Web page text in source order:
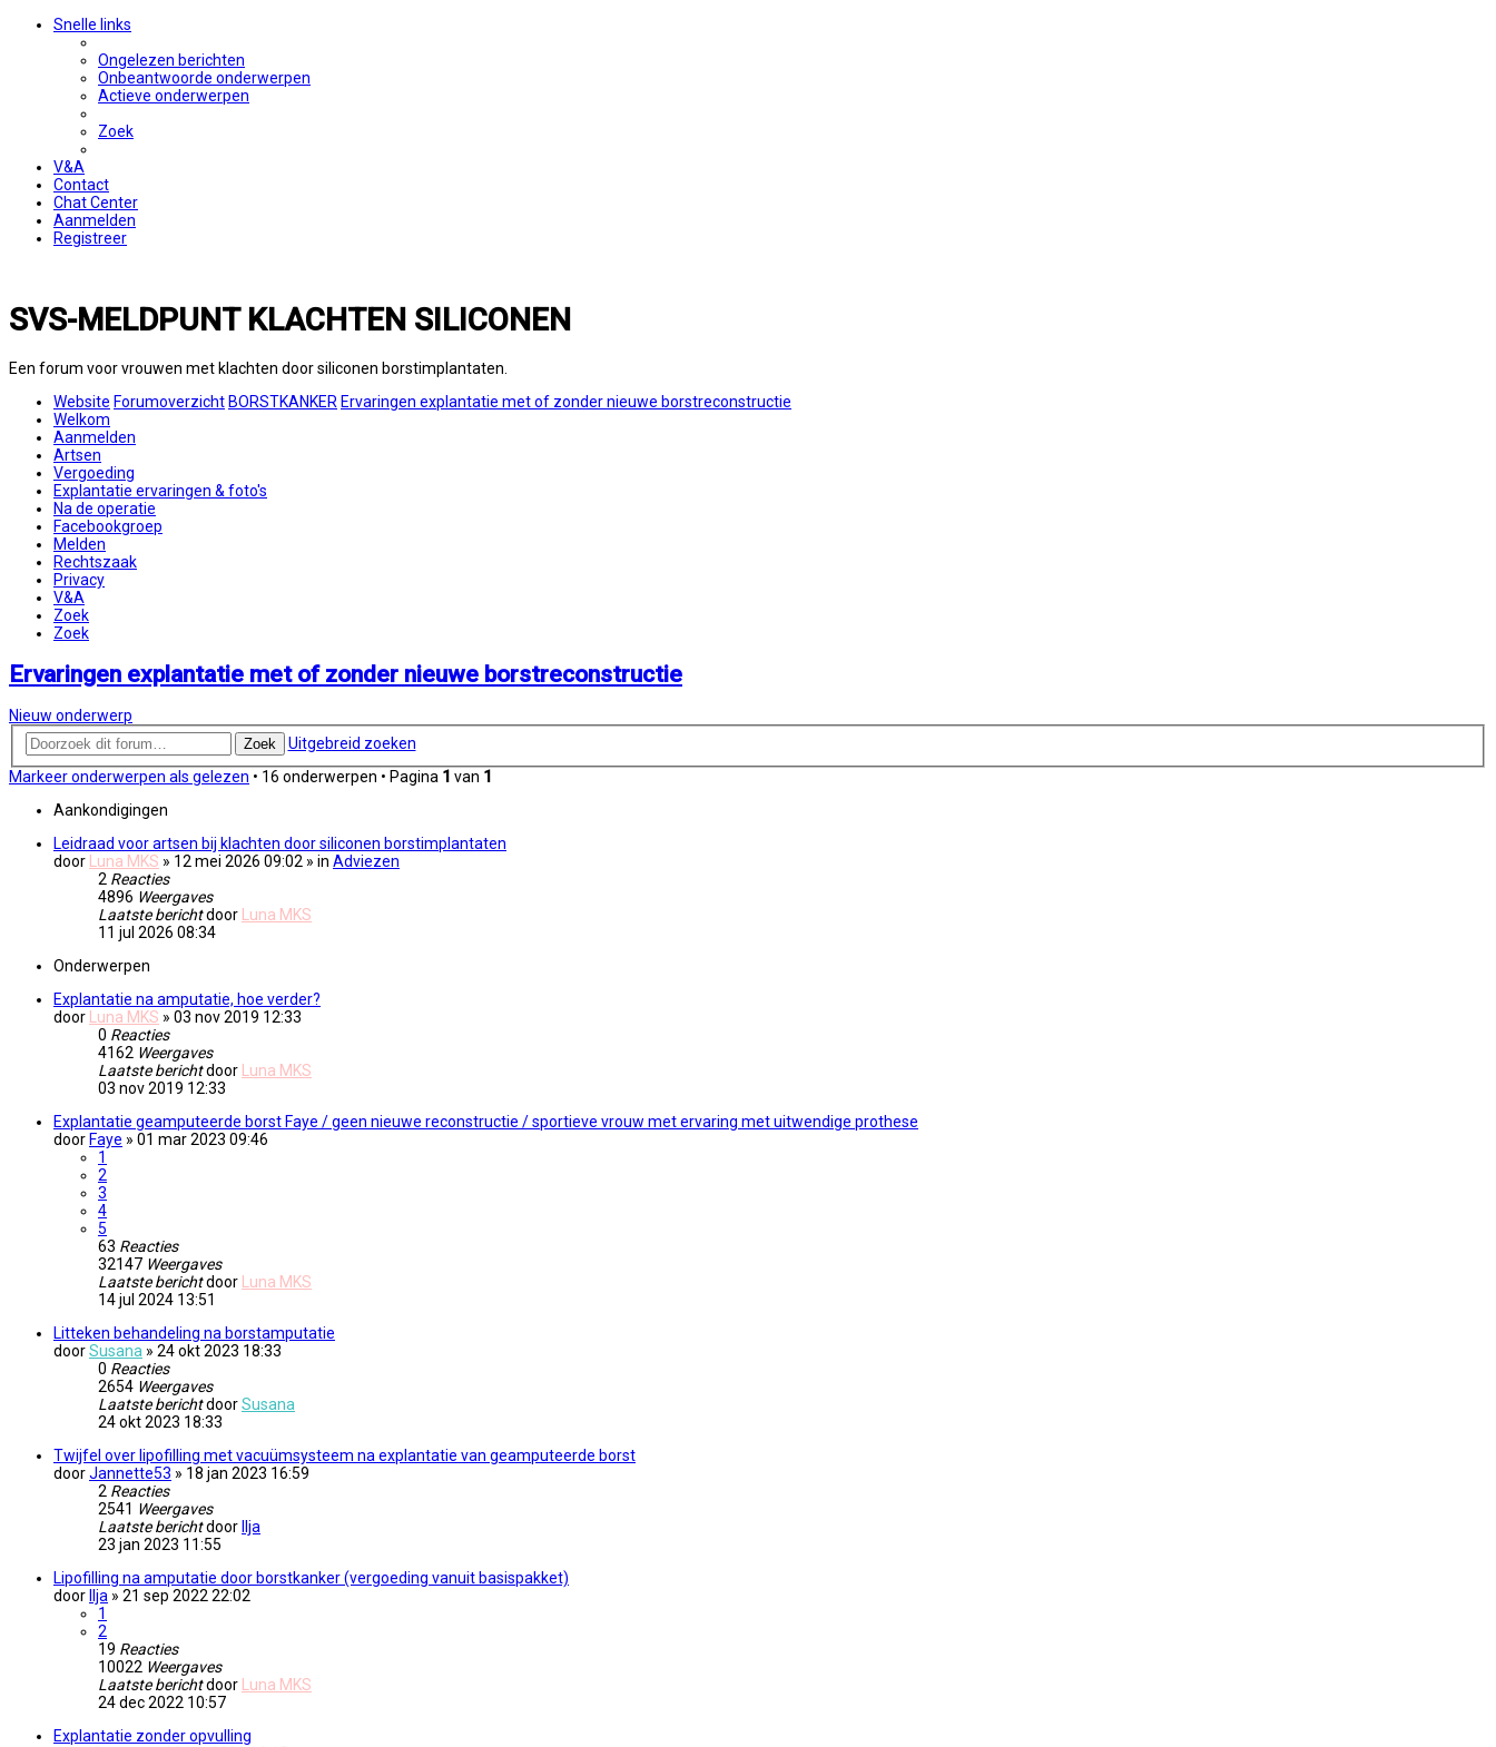
Snelle links
Ongelezen berichten
Onbeantwoorde onderwerpen
Actieve onderwerpen
Zoek
V&A
Contact
Chat Center
Aanmelden
Registreer
SVS-MELDPUNT KLACHTEN SILICONEN
Een forum voor vrouwen met klachten door siliconen borstimplantaten.
Website ForumoverzichtBORSTKANKER Ervaringen explantatie met of zonder nieuwe borstreconstructie
Welkom
Aanmelden
Artsen
Vergoeding
Explantatie ervaringen & foto's
Na de operatie
Facebookgroep
Melden
Rechtszaak
Privacy
V&A
Zoek
Zoek
Ervaringen explantatie met of zonder nieuwe borstreconstructie
Nieuw onderwerp
Zoek
Uitgebreid zoeken
Markeer onderwerpen als gelezen • 16 onderwerpen • Pagina 1 van 1
Aankondigingen
Leidraad voor artsen bij klachten door siliconen borstimplantaten
door
Luna MKS » 12 mei 2026 09:02 » in Adviezen
2 Reacties
4896 Weergaves
Laatste berichtdoor
Luna MKS
11 jul 2026 08:34
Onderwerpen
Explantatie na amputatie, hoe verder?
door
Luna MKS » 03 nov 2019 12:33
0 Reacties
4162 Weergaves
Laatste berichtdoor
Luna MKS
03 nov 2019 12:33
Explantatie geamputeerde borst Faye / geen nieuwe reconstructie / sportieve vrouw met ervaring met uitwendige prothese
door Faye » 01 mar 2023 09:46
1
2
3
4
5
63 Reacties
32147 Weergaves
Laatste berichtdoor
Luna MKS
14 jul 2024 13:51
Litteken behandeling na borstamputatie
doorSusana » 24 okt 2023 18:33
0 Reacties
2654 Weergaves
Laatste berichtdoorSusana
24 okt 2023 18:33
Twijfel over lipofilling met vacuümsysteem na explantatie van geamputeerde borst
doorJannette53 » 18 jan 2023 16:59
2 Reacties
2541 Weergaves
Laatste berichtdoor Ilja
23 jan 2023 11:55
Lipofilling na amputatie door borstkanker (vergoeding vanuit basispakket)
door Ilja » 21 sep 2022 22:02
1
2
19 Reacties
10022 Weergaves
Laatste berichtdoor
Luna MKS
24 dec 2022 10:57
Explantatie zonder opvulling